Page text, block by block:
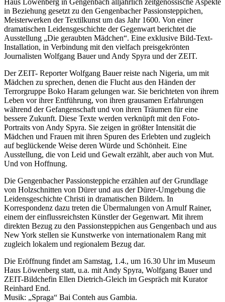
Haus Löwenberg in Gengenbach alljährlich zeitgenössische Aspekte
in Beziehung gesetzt zu den Gengenbacher Passionsteppichen,
Meisterwerken der Textilkunst um das Jahr 1600. Von einer
dramatischen Leidensgeschichte der Gegenwart berichtet die
Ausstellung „Die geraubten Mädchen“. Eine exklusive Bild-Text-
Installation, in Verbindung mit den vielfach preisgekrönten
Journalisten Wolfgang Bauer und Andy Spyra und der ZEIT.
Der ZEIT- Reporter Wolfgang Bauer reiste nach Nigeria, um mit
Mädchen zu sprechen, denen die Flucht aus den Händen der
Terrorgruppe Boko Haram gelungen war. Sie berichteten von ihrem
Leben vor ihrer Entführung, von ihren grausamen Erfahrungen
während der Gefangenschaft und von ihren Träumen für eine
bessere Zukunft. Diese Texte werden verknüpft mit den Foto-
Portraits von Andy Spyra. Sie zeigen in größter Intensität die
Mädchen und Frauen mit ihren Spuren des Erlebten und zugleich
auf beglückende Weise deren Würde und Schönheit. Eine
Ausstellung, die von Leid und Gewalt erzählt, aber auch von Mut.
Und von Hoffnung.
Die Gengenbacher Passionsteppiche erzählen auf der Grundlage
von Holzschnitten von Dürer und aus der Dürer-Umgebung die
Leidensgeschichte Christi in dramatischen Bildern. In
Korrespondenz dazu treten die Übermalungen von Arnulf Rainer,
einem der einflussreichsten Künstler der Gegenwart. Mit ihrem
direkten Bezug zu den Passionsteppichen aus Gengenbach und aus
New York stellen sie Kunstwerke von internationalem Rang mit
zugleich lokalem und regionalem Bezug dar.
Die Eröffnung findet am Samstag, 1.4., um 16.30 Uhr im Museum
Haus Löwenberg statt, u.a. mit Andy Spyra, Wolfgang Bauer und
ZEIT-Bildchefin Ellen Dietrich-Gleich im Gespräch mit Kurator
Reinhard End.
Musik: „Spraga“ Bai Conteh aus Gambia.